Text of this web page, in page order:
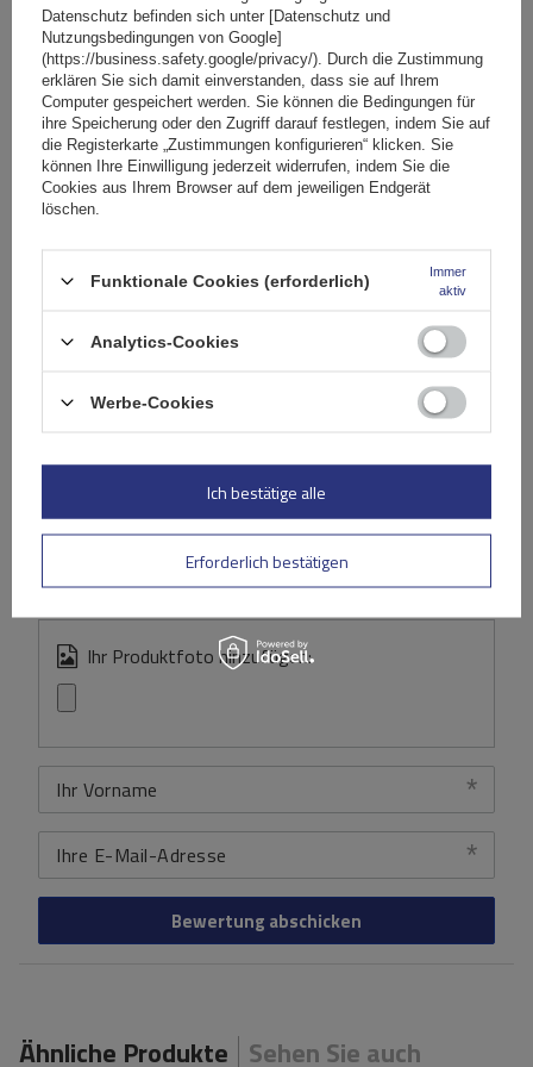
Spezifikation
Das Produkt passt zu Autos
Stelle eine Frage
Bewertungen
Ihre Bewertung schreiben
Inhalt Ihrer Bewertung
Ihr Produktfoto hinzufügen:
Ihr Vorname
Ihre E-Mail-Adresse
Bewertung abschicken
Ähnliche Produkte Sehen Sie auch
Datenschutz befinden sich unter [Datenschutz und
Nutzungsbedingungen von Google]
(https://business.safety.google/privacy/). Durch die Zustimmung
erklären Sie sich damit einverstanden, dass sie auf Ihrem
Computer gespeichert werden. Sie können die Bedingungen für
ihre Speicherung oder den Zugriff darauf festlegen, indem Sie auf
die Registerkarte „Zustimmungen konfigurieren“ klicken. Sie
können Ihre Einwilligung jederzeit widerrufen, indem Sie die
Cookies aus Ihrem Browser auf dem jeweiligen Endgerät
löschen.
Funktionale Cookies (erforderlich)
Immer
aktiv
Analytics-Cookies
Werbe-Cookies
Erforderlich bestätigen
Ich bestätige alle